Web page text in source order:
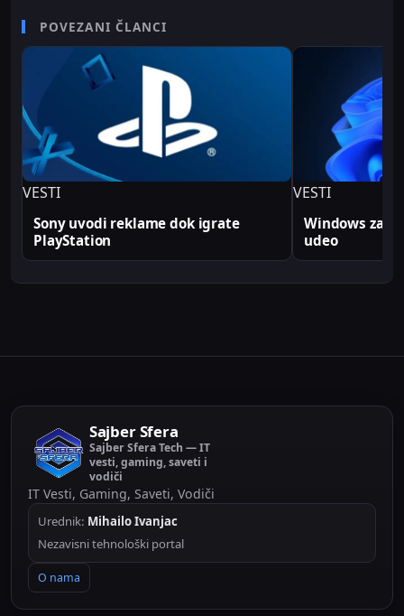
senior video editor na RTV Belle amie, što mu
omogućava da tehničke teme predstavi jasno i
profesionalno. Sve tehničke analize i konfiguracije
na Sajber Sfera portalu zasnovane su na realnim
produkcionim implementacijama.
POVEZANI ČLANCI
VESTI
Sony uvodi reklame dok igrate
PlayStation
VESTI
Windows
udeo
Sajber Sfera
Sajber Sfera Tech — IT
vesti, gaming, saveti i
vodiči
IT Vesti, Gaming, Saveti, Vodiči
Urednik: Mihailo Ivanjac
Nezavisni tehnološki portal
O nama